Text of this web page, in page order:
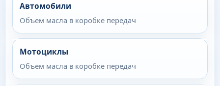
Автомобили
Объем масла в коробке передач
Мотоциклы
Объем масла в коробке передач